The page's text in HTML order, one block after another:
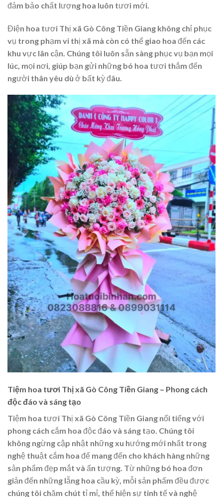
đảm bảo chất lượng hoa luôn tươi mới.
Điện hoa tươi Thị xã Gò Công Tiền Giang không chỉ phục
vụ trong phạm vi thị xã mà còn có thể giao hoa đến các
khu vực lân cận. Chúng tôi luôn sẵn sàng phục vụ bạn mọi
lúc, mọi nơi, giúp bạn gửi những bó hoa tươi thắm đến
người thân yêu dù ở bất kỳ đâu.
Tiệm hoa tươi Thị xã Gò Công Tiền Giang – Phong cách
độc đáo và sáng tạo
Tiệm hoa tươi Thị xã Gò Công Tiền Giang nổi tiếng với
phong cách cắm hoa độc đáo và sáng tạo. Chúng tôi
không ngừng cập nhật những xu hướng mới nhất trong
nghệ thuật cắm hoa để mang đến cho khách hàng những
sản phẩm đẹp mắt và ấn tượng. Từ những bó hoa đơn
giản đến những lẵng hoa cầu kỳ, mỗi sản phẩm đều được
chúng tôi chăm chút tỉ mỉ, thể hiện sự tinh tế và nghệ